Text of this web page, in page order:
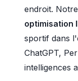
endroit.
optimisation
sportif dans
ChatGPT,
intelligences